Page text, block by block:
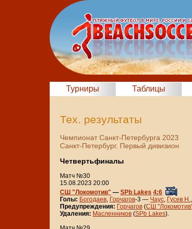
Турниры Таблицы
Тех. результаты
Чемпионат Санкт-Петербурга 2023
Санкт-Петербург. Первый дивизион
Четвертьфиналы
Матч №30
15.08.2023 20:00
СШ "Локомотив" — SPb Lakes 4:6
Голы: Богодаев, Горчагов-3 — Чаус, Гусев Н.,
Предупреждения: Горчагов (СШ
Удаления: Масленников (SPb Lakes).